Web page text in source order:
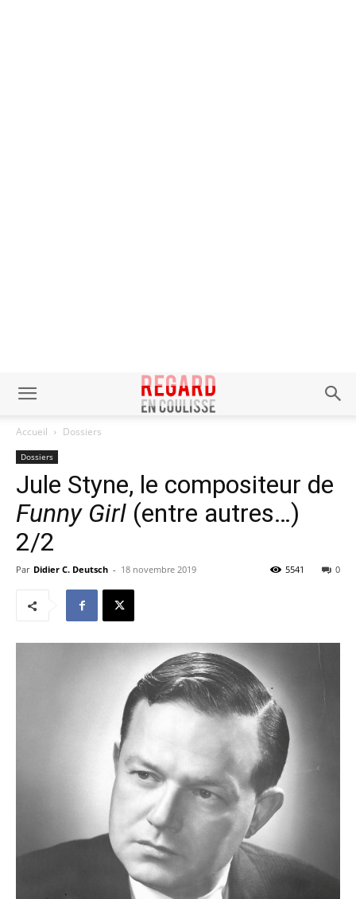
Accueil Dossiers
Dossiers
Jule Styne, le compositeur de
Funny Girl (entre autres…)
2/2
Par Didier C. Deutsch - 18 novembre 2019 0
5541